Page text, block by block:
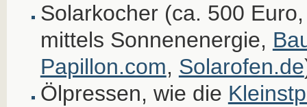
Solarkocher (ca. 500
mittels Sonnenenergie,
Papillon.com, Solarofen.de
Ölpressen, wie die